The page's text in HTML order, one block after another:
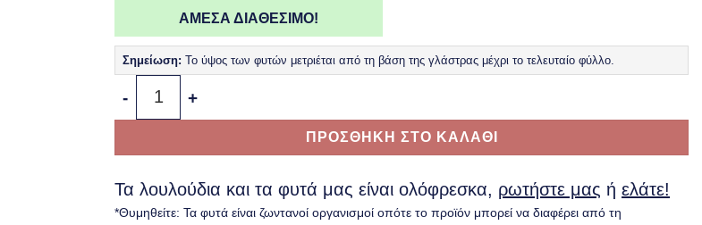
ΑΜΕΣΑ ΔΙΑΘΕΣΙΜΟ!
Σημείωση: Το ύψος των φυτών μετριέται από τη βάση της γλάστρας μέχρι το τελευταίο φύλλο.
ΠΡΟΣΘΗΚΗ ΣΤΟ ΚΑΛΑΘΙ
Τα λουλούδια και τα φυτά μας είναι ολόφρεσκα, ρωτήστε μας ή ελάτε!
*Θυμηθείτε: Τα φυτά είναι ζωντανοί οργανισμοί οπότε το προϊόν μπορεί να διαφέρει από τη